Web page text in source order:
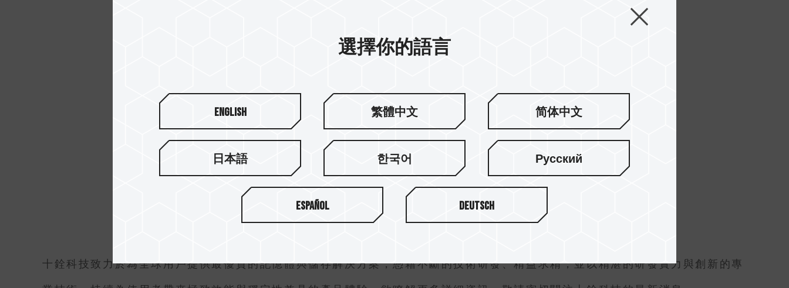
十銓科技致力於為全球用戶提供最優質的記憶體與儲存解決方案，憑藉不斷的技術研發、精益求精，並以精湛的研發實力與創新的專
選擇你的語言
English 繁體中文 简体中文
日本語 한국어 Русский
Español Deutsch